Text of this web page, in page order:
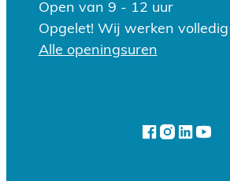
Open van 9 - 12 uur
Opgelet! Wij werken
Alle openingsurenLokaal
Facebook
Instagram
LinkedIn